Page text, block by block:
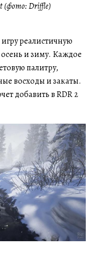
(фото: Driffle)
реалистичную
и зиму. Каждое
палитру,
восходы и закаты.
добавить в RDR 2